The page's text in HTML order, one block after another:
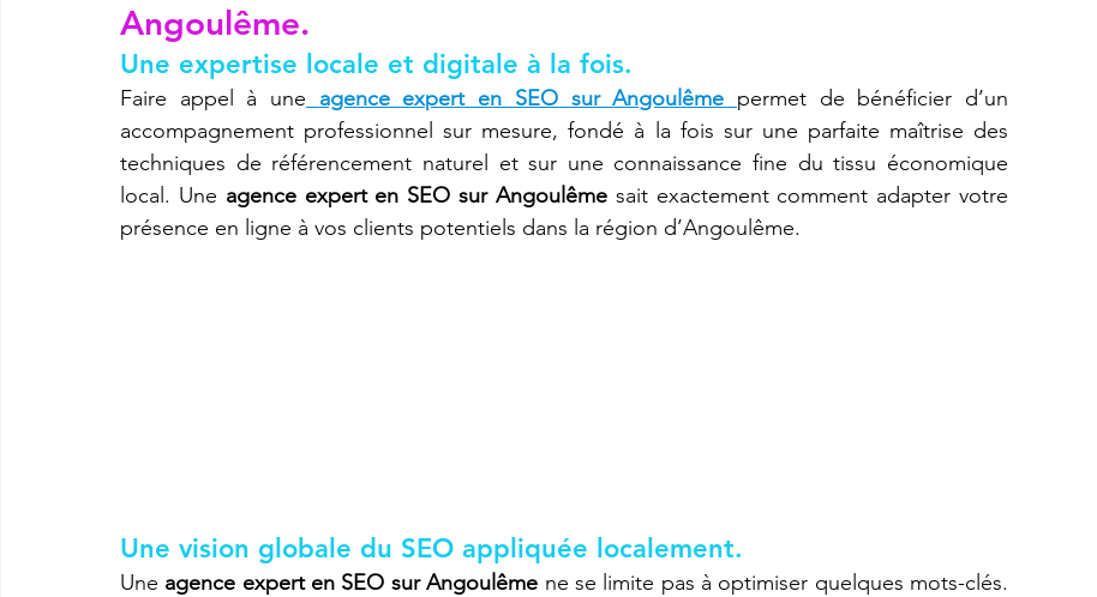
imprimante3d Creality K2 plus combo
SNAPMAKER U1
Angoulême.
Une expertise locale et digitale à la fois.
Faire appel à une agence expert en SEO sur Angoulême permet de bénéficier d’un
accompagnement professionnel sur mesure, fondé à la fois sur une parfaite maîtrise des
techniques de référencement naturel et sur une connaissance fine du tissu économique
local. Une agence expert en SEO sur Angoulême sait exactement comment adapter votre
présence en ligne à vos clients potentiels dans la région d’Angoulême.
Une vision globale du SEO appliquée localement.
Une agence expert en SEO sur Angoulême ne se limite pas à optimiser quelques mots-clés.